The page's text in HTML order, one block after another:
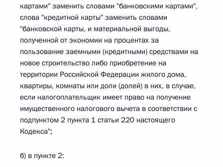
картами" заменить словами "банковскими картами",
слова "кредитной карты" заменить словами
"банковской карты, и материальной выгоды,
полученной от экономии на процентах за
пользование заемными (кредитными) средствами на
новое строительство либо приобретение на
территории Российской Федерации жилого дома,
квартиры, комнаты или доли (долей) в них, в случае,
если налогоплательщик имеет право на получение
имущественного налогового вычета в соответствии с
подпунктом 2 пункта 1 статьи 220 настоящего
Кодекса";
б) в пункте 2: